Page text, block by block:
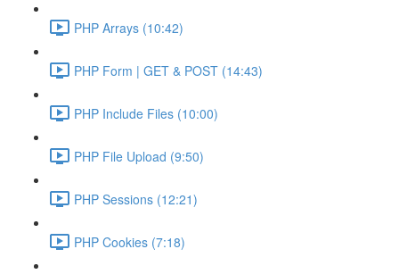
PHP Arrays (10:42)
PHP Form | GET & POST (14:43)
PHP Include Files (10:00)
PHP File Upload (9:50)
PHP Sessions (12:21)
PHP Cookies (7:18)